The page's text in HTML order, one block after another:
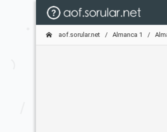
aof.sorular.net Almanca 1